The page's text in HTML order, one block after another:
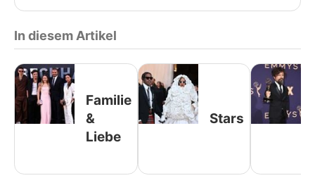
In diesem Artikel
Familie
&
Liebe
Stars